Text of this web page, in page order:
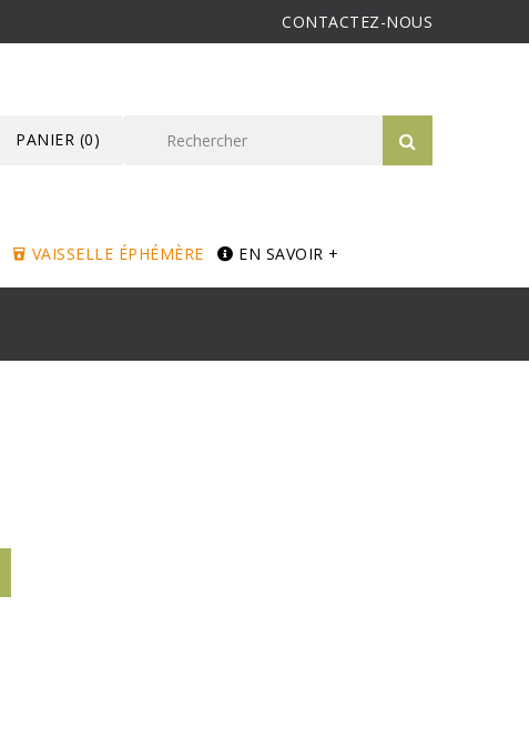
CONTACTEZ-NOUS
PANIER (0)
VAISSELLE ÉPHÉMÈRE EN SAVOIR +